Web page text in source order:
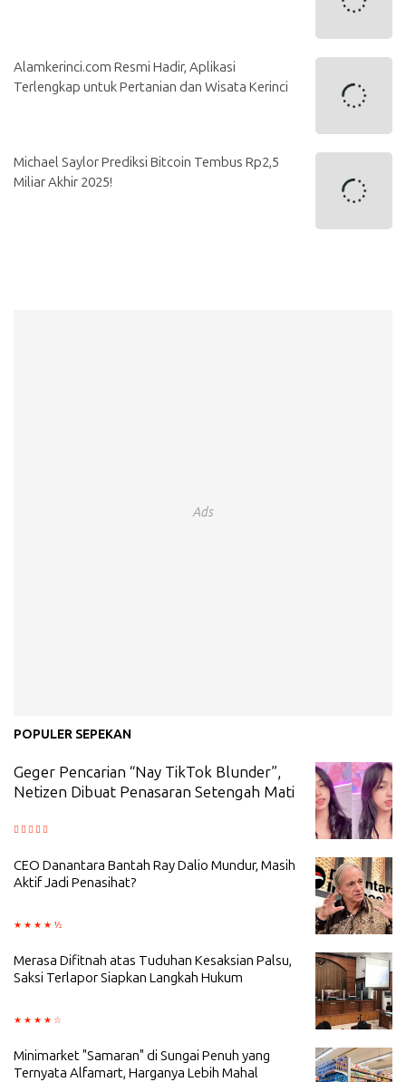
Alamkerinci.com Resmi Hadir, Aplikasi
Terlengkap untuk Pertanian dan Wisata Kerinci
Michael Saylor Prediksi Bitcoin Tembus Rp2,5
Miliar Akhir 2025!
Ads
POPULER SEPEKAN
Geger Pencarian “Nay TikTok Blunder”,
Netizen Dibuat Penasaran Setengah Mati
CEO Danantara Bantah Ray Dalio Mundur, Masih
Aktif Jadi Penasihat?
Merasa Difitnah atas Tuduhan Kesaksian Palsu,
Saksi Terlapor Siapkan Langkah Hukum
Minimarket "Samaran" di Sungai Penuh yang
Ternyata Alfamart, Harganya Lebih Mahal